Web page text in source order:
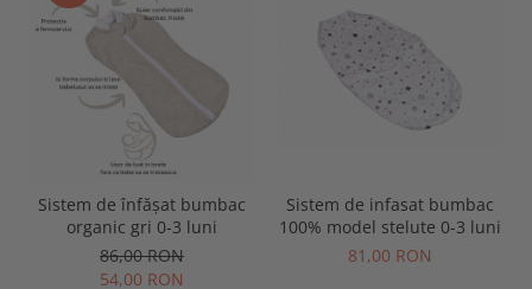
Sistem de înfășat bumbac
organic gri 0-3 luni
86,00 RON
54,00 RON
Sistem de infasat bumbac
100% model stelute 0-3 luni
81,00 RON